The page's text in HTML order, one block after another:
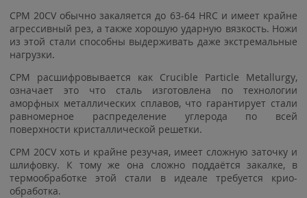
CPM 20CV обычно закаляется до 63-64 HRC и имеет крайне
агрессивный рез, а также хорошую ударную вязкость. Ножи
из этой стали способны выдерживать даже экстремальные
нагрузки.
СРМ расшифровывается как Crucible Particle Metallurgy,
означает это что сталь изготовлена по технологии
аморфных металлических сплавов, что гарантирует стали
равномерное распределение углерода по всей
поверхности кристаллической решетки.
CPM 20CV хоть и крайне резучая, имеет сложную заточку и
шлифовку. К тому же она сложно поддаётся закалке, в
термообработке этой стали в идеале требуется крио-
обработка.